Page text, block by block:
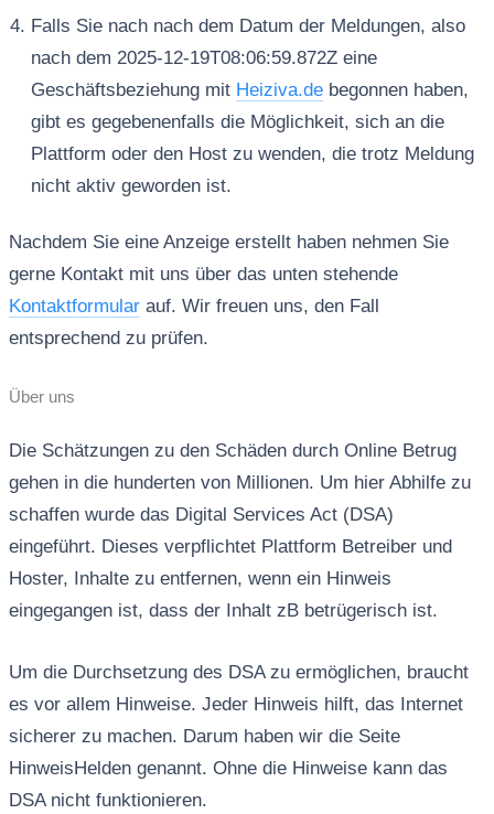
Falls Sie nach nach dem Datum der Meldungen, also
nach dem 2025-12-19T08:06:59.872Z eine
Geschäftsbeziehung mit Heiziva.debegonnen haben,
gibt es gegebenenfalls die Möglichkeit, sich an die
Plattform oder den Host zu wenden, die trotz Meldung
nicht aktiv geworden ist.
Nachdem Sie eine Anzeige erstellt haben nehmen Sie
gerne Kontakt mit uns über das unten stehende
Kontaktformularauf. Wir freuen uns, den Fall
entsprechend zu prüfen.
Über uns
Die Schätzungen zu den Schäden durch Online Betrug
gehen in die hunderten von Millionen. Um hier Abhilfe zu
schaffen wurde das Digital Services Act (DSA)
eingeführt. Dieses verpflichtet Plattform Betreiber und
Hoster, Inhalte zu entfernen, wenn ein Hinweis
eingegangen ist, dass der Inhalt zB betrügerisch ist.
Um die Durchsetzung des DSA zu ermöglichen, braucht
es vor allem Hinweise. Jeder Hinweis hilft, das Internet
sicherer zu machen. Darum haben wir die Seite
HinweisHelden genannt. Ohne die Hinweise kann das
DSA nicht funktionieren.